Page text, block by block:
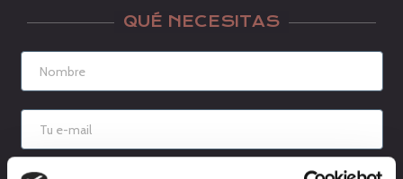
QUÉ NECESITAS